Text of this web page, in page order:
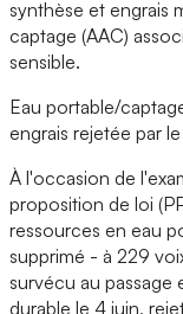
synthèse et engrais
captage (AAC)
sensible.
Eau portable/
engrais rejetée par
À l'occasion de
proposition de loi
ressources en eau
supprimé - à 229
survécu au
durable le 4 juin,